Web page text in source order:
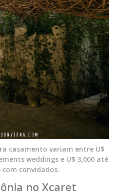
casamento variam entre U$
weddings e U$ 3,000 até
com convidados.
no Xcaret